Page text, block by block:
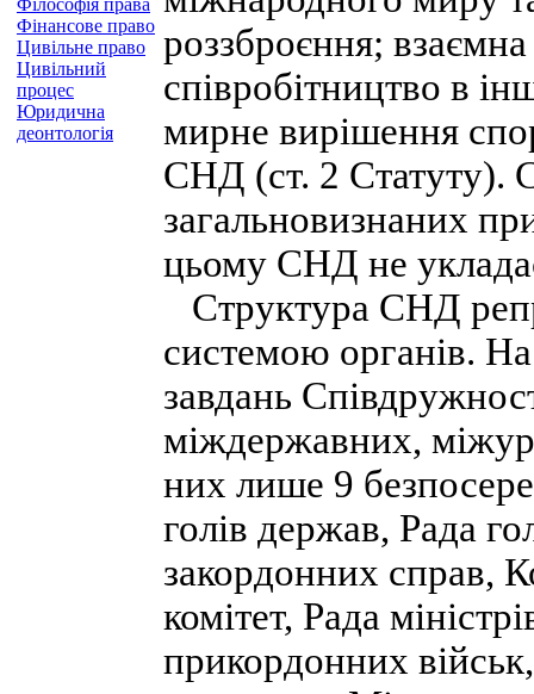
Філософія права
Фінансове право
Цивільне право
Цивільний
процес
Юридична
деонтологія
роззброєння;
співробітництво в
мирне вирішення
СНД (ст. 2 Статуту).
загальновизнаних
цьому СНД не
Структура СНД
системою органів.
завдань
міждержавних,
них лише 9
голів держав, Рада
закордонних справ,
комітет, Рада
прикордонних